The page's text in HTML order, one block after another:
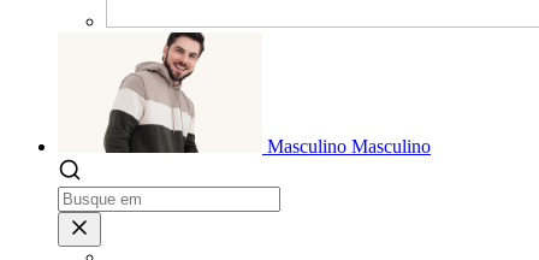
Masculino Masculino